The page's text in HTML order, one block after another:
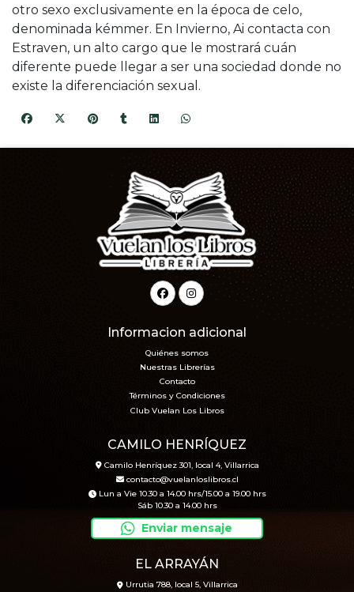
otro sexo exclusivamente en la época de celo,
denominada kémmer. En Invierno, Ai contacta con
Estraven, un alto cargo que le mostrará cuán
diferente puede llegar a ser una sociedad donde no
existe la diferenciación sexual.
Informacion adicional
Quiénes somos
Nuestras Librerías
Contacto
Términos y Condiciones
Club Vuelan Los Libros
CAMILO HENRÍQUEZ
Camilo Henríquez 301, local 4, Villarrica
contacto@vuelanloslibros.cl
Lun a Vie 10.30 a 14.00 hrs/15.00 a 19.00 hrs
Sáb 10.30 a 14.00 hrs
Enviar mensaje
EL ARRAYÁN
Urrutia 788, local 5, Villarrica